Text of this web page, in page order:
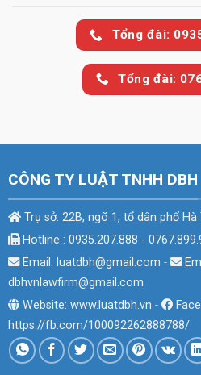
Tổng đài:
Tổng đài:
CÔNG TY LUẬT TNHH DBH
Trụ sở: 22B, ngõ 1, tổ dân phố Hà
Hotline : 0935.207.888 -
Email: luatdbh@gmail.com -
dbhvnlawfirm@gmail.com
Website: www.luatdbh.vn -
https://fb.com/100092262888788/